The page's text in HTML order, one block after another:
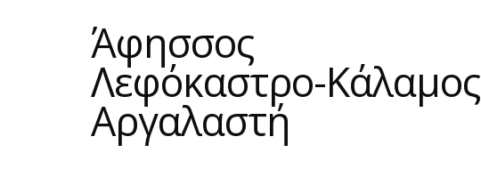
Άφησσος
Λεφόκαστρο-Κάλαμος
Αργαλαστή